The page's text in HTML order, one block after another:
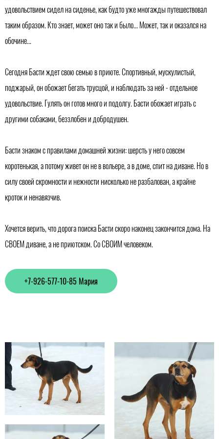
удовольствием сидел на сиденье, как будто уже многажды путешествовал
таким образом. Кто знает, может оно так и было... Может, так и оказался на
обочине...
Сегодня Басти ждет свою семью в приюте. Спортивный, мускулистый,
поджарый, он обожает бегать трусцой, и наблюдать за ней - отдельное
удовольствие. Гулять он готов много и подолгу. Басти обожает играть с
другими собаками, беззлобен и добродушен.
Басти знаком с правилами домашней жизни: шерсть у него совсем
коротенькая, а потому живет он не в вольере, а в доме, спит на диване. Но в
силу своей скромности и нежности нисколько не разбалован, а крайне
кроток и ненавязчив.
Хочется верить, что дорога поиска Басти скоро наконец закончится дома. На
СВОЕМ диване, а не приютском. Со СВОИМ человеком.
+7-926-577-10-85 Мария